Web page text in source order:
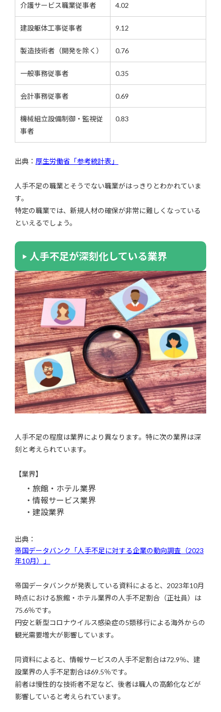
介護サービス職業従事者 4.02
建設躯体工事従事者 9.12
製造技術者（開発を除く） 0.76
一般事務従事者 0.35
会計事務従事者 0.69
機械組立設備制御・監視従
事者
0.83
出典： 厚生労働省「参考統計表」
人手不足の職業とそうでない職業がはっきりとわかれていま
す。
特定の職業では、新規人材の確保が非常に難しくなっている
といえるでしょう。
人手不足が深刻化している業界
人手不足の程度は業界により異なります。特に次の業界は深
刻と考えられています。
【業界】
・旅館・ホテル業界
・情報サービス業界
・建設業界
出典：
帝国データバンク「人手不足に対する企業の動向調査（2023
年10月）」
帝国データバンクが発表している資料によると、2023年10月
時点における旅館・ホテル業界の人手不足割合（正社員）は
75.6％です。
円安と新型コロナウイルス感染症の5類移行による海外からの
観光需要増大が影響しています。
同資料によると、情報サービスの人手不足割合は72.9％、建
設業界の人手不足割合は69.5％です。
前者は慢性的な技術者不足など、後者は職人の高齢化などが
影響していると考えられています。